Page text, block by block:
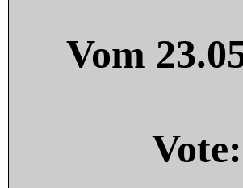
Vom